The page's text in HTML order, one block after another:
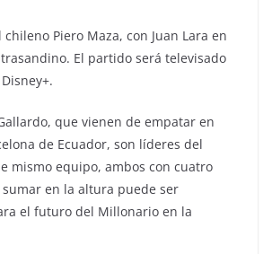
Piero Maza, con Juan Lara en
El partido será televisado
que vienen de empatar en
de Ecuador, son líderes del
mismo equipo, ambos con cuatro
sumar en la altura puede ser
el futuro del Millonario en la